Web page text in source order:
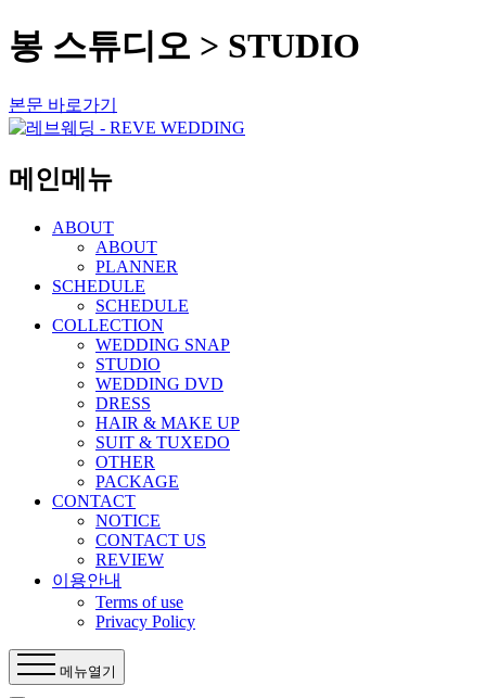
봉 스튜디오 > STUDIO
본문 바로가기
메인메뉴
ABOUT
ABOUT
PLANNER
SCHEDULE
SCHEDULE
COLLECTION
WEDDING SNAP
STUDIO
WEDDING DVD
DRESS
HAIR & MAKE UP
SUIT & TUXEDO
OTHER
PACKAGE
CONTACT
NOTICE
CONTACT US
REVIEW
이용안내
Terms of use
Privacy Policy
메뉴열기